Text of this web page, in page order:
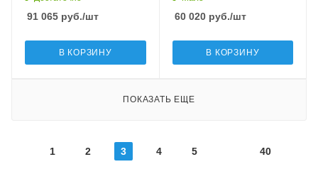
91 065 руб./шт
В КОРЗИНУ
60 020руб./шт
В КОРЗИНУ
ПОКАЗАТЬ ЕЩЕ
1 2 3 4 5 40